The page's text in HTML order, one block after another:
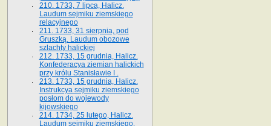
210. 1733, 7 lipca, Halicz.
Laudum sejmiku ziemskiego
relacyjnego
211. 1733, 31 sierpnia, pod
Gruszką. Laudum obozowe
szlachty halickiej
212. 1733, 15 grudnia, Halicz.
Konfederacya ziemian halickich
przy królu Stanisławie I .
213. 1733, 15 grudnia, Halicz.
Instrukcya sejmiku ziemskiego
posłom do wojewody
kijowskiego
214. 1734, 25 lutego, Halicz.
Laudum sejmiku ziemskiego.